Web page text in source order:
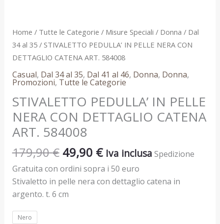
Home / Tutte le Categorie / Misure Speciali / Donna / Dal
34 al 35/ STIVALETTO PEDULLA’ IN PELLE NERA CON
DETTAGLIO CATENA ART. 584008
Casual, Dal 34 al 35, Dal 41 al 46, Donna, Donna,
Promozioni, Tutte le Categorie
STIVALETTO PEDULLA’ IN PELLE
NERA CON DETTAGLIO CATENA
ART. 584008
179,90€ 49,90 € Iva inclusa Spedizione
Gratuita con ordini sopra i 50 euro
Stivaletto in pelle nera con dettaglio catena in
argento. t. 6 cm
Nero